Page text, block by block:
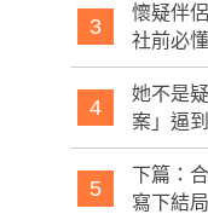
3
懷疑伴
社前必
4
她不是
案」逼
5
下篇：
寫下結